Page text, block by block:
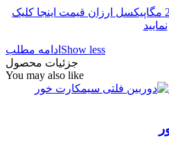
جهت خرید دوربین مداربسته 2 مگاپیکسل ارزان قیمت اینجا کلیک
نمایید
ادامه مطلب Show less
جزئیات محصول
You may also like